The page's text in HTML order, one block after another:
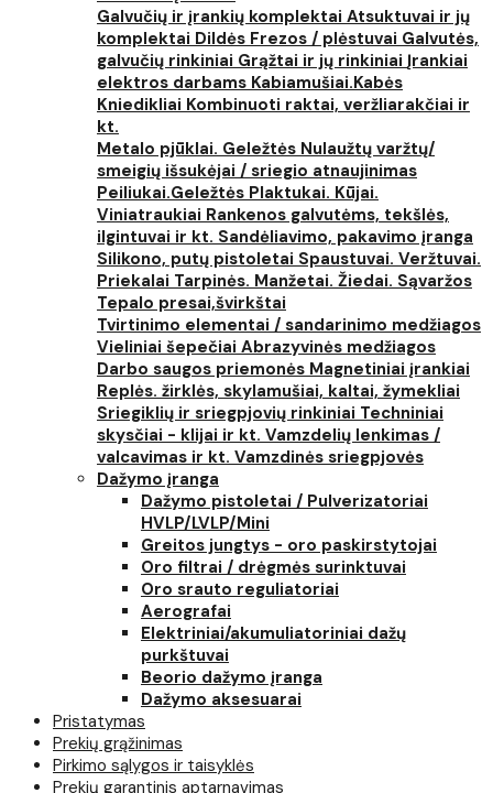
Galvučių ir įrankių komplektai Atsuktuvai ir jų
komplektai Dildės Frezos / plėstuvai Galvutės,
galvučių rinkiniai Grąžtai ir jų rinkiniai Įrankiai
elektros darbams Kabiamušiai.Kabės
Kniedikliai Kombinuoti raktai, veržliarakčiai ir
kt.
Metalo pjūklai. Geležtės Nulaužtų varžtų/
smeigių išsukėjai / sriegio atnaujinimas
Peiliukai.Geležtės Plaktukai. Kūjai.
Viniatraukiai Rankenos galvutėms, tekšlės,
ilgintuvai ir kt. Sandėliavimo, pakavimo įranga
Silikono, putų pistoletai Spaustuvai. Veržtuvai.
Priekalai Tarpinės. Manžetai. Žiedai. Sąvaržos
Tepalo presai,švirkštai
Tvirtinimo elementai / sandarinimo medžiagos
Vieliniai šepečiai Abrazyvinės medžiagos
Darbo saugos priemonės Magnetiniai įrankiai
Replės. žirklės, skylamušiai, kaltai, žymekliai
Sriegiklių ir sriegpjovių rinkiniai Techniniai
skysčiai - klijai ir kt. Vamzdelių lenkimas /
valcavimas ir kt. Vamzdinės sriegpjovės
Dažymo įranga
Dažymo pistoletai / Pulverizatoriai
HVLP/LVLP/Mini
Greitos jungtys - oro paskirstytojai
Oro filtrai / drėgmės surinktuvai
Oro srauto reguliatoriai
Aerografai
Elektriniai/akumuliatoriniai dažų
purkštuvai
Beorio dažymo įranga
Dažymo aksesuarai
Pristatymas
Prekių grąžinimas
Pirkimo sąlygos ir taisyklės
Prekių garantinis aptarnavimas